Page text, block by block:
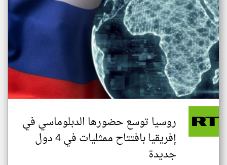
روسيا توسع حضورها الدبلوماسي في
إفريقيا بافتتاح ممثليات في 4 دول
جديدة